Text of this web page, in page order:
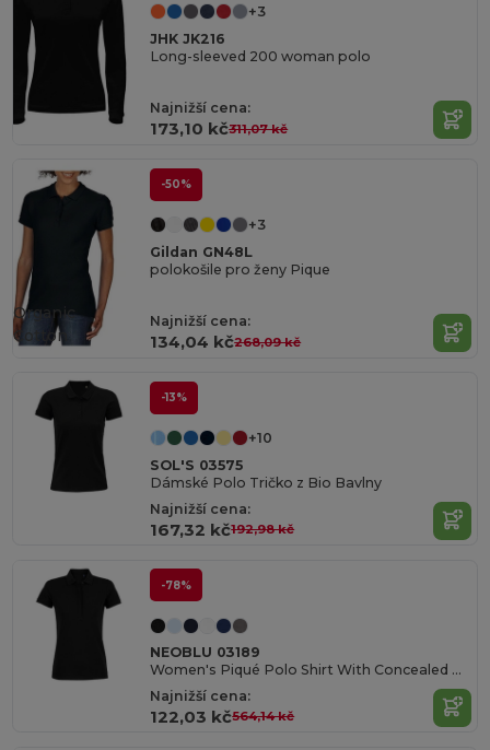
+3
JHK JK216
Long-sleeved 200 woman polo
Najnižší cena:
173,10 kč311,07 kč
-50%
+3
Gildan GN48L
polokošile pro ženy Pique
Najnižší cena:
134,04 kč268,09 kč
Organic
Cotton
-13%
+10
SOL'S 03575
Dámské Polo Tričko z Bio Bavlny
Najnižší cena:
167,32 kč192,98 kč
-78%
NEOBLU 03189
Women's Piqué Polo Shirt With Concealed Placket Owen Women
Najnižší cena:
122,03 kč564,14 kč